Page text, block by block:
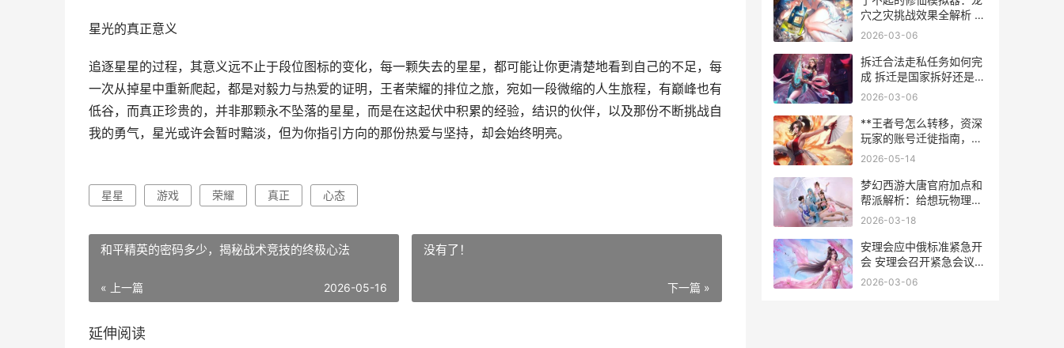
星光的真正意义
追逐星星的过程，其意义远不止于段位图标的变化，每一颗失去的星星，都可能让你更清楚地看到自己的不足，每
一次从掉星中重新爬起，都是对毅力与热爱的证明，王者荣耀的排位之旅，宛如一段微缩的人生旅程，有巅峰也有
低谷，而真正珍贵的，并非那颗永不坠落的星星，而是在这起伏中积累的经验，结识的伙伴，以及那份不断挑战自
我的勇气，星光或许会暂时黯淡，但为你指引方向的那份热爱与坚持，却会始终明亮。
星星 游戏 荣耀 真正 心态
和平精英的密码多少，揭秘战术竞技的终极心法
« 上一篇 2026-05-16
没有了！
下一篇 »
延伸阅读
穴之灾挑战效果全解析 了
不起的修仙模拟器聚灵阵
2026-03-06
拆迁合法走私任务如何完
成 拆迁是国家拆好还是私
人拆好
2026-03-06
**王者号怎么转移，资深
玩家的账号迁徙指南，副
标题，安全流程与关键细
2026-05-14
梦幻西游大唐官府加点和
帮派解析：给想玩物理系
的你一点实在的提议 梦幻
2026-03-18
安理会应中俄标准紧急开
会 安理会召开紧急会议
中方称武力不是解决朝核
2026-03-06